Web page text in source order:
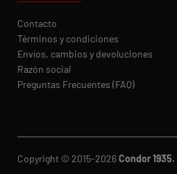
Contacto
Términos y condiciones
Envíos, cambios y devoluciones
Razón social
Preguntas Frecuentes (FAQ)
Copyright © 2015-2026Condor 1935.